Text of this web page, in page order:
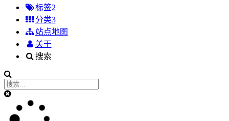
标签2
分类3
站点地图
关于
搜索